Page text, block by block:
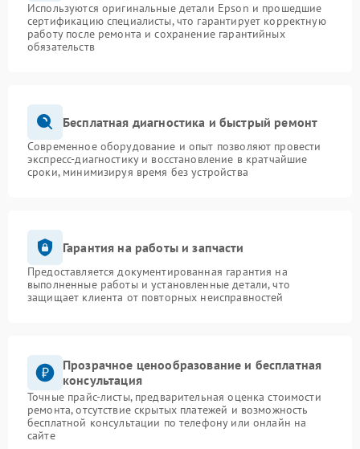
Используются оригинальные детали Epson и прошедшие
сертификацию специалисты, что гарантирует корректную
работу после ремонта и сохранение гарантийных
обязательств
Бесплатная диагностика и быстрый ремонт
Современное оборудование и опыт позволяют провести
экспресс-диагностику и восстановление в кратчайшие
сроки, минимизируя время без устройства
Гарантия на работы и запчасти
Предоставляется документированная гарантия на
выполненные работы и установленные детали, что
защищает клиента от повторных неисправностей
Прозрачное ценообразование и бесплатная
консультация
Точные прайс-листы, предварительная оценка стоимости
ремонта, отсутствие скрытых платежей и возможность
бесплатной консультации по телефону или онлайн на
сайте